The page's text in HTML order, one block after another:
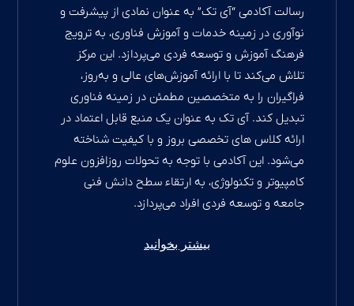
نمادی از پیشرفت و
فناوری، به ترویج
این مرکز
عالی و به‌روز،
در زمینه فناوری
منبع قابل اعتماد در
با کیفیت شناخته
تحولات روزافزون علوم
سطح دانش فنی
تماس
تلفن تماس:
989231379456+
aitechmodir@gmail.com
n
s
t
a
g
e
l
e
g
r
h
a
t
s
a